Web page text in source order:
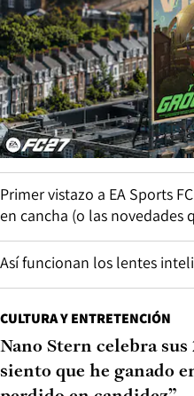
Primer vistazo a EA Sports
en cancha (o las novedades
Así funcionan los lentes
CULTURA Y ENTRETENCIÓN
Nano Stern celebra sus
siento que he ganado